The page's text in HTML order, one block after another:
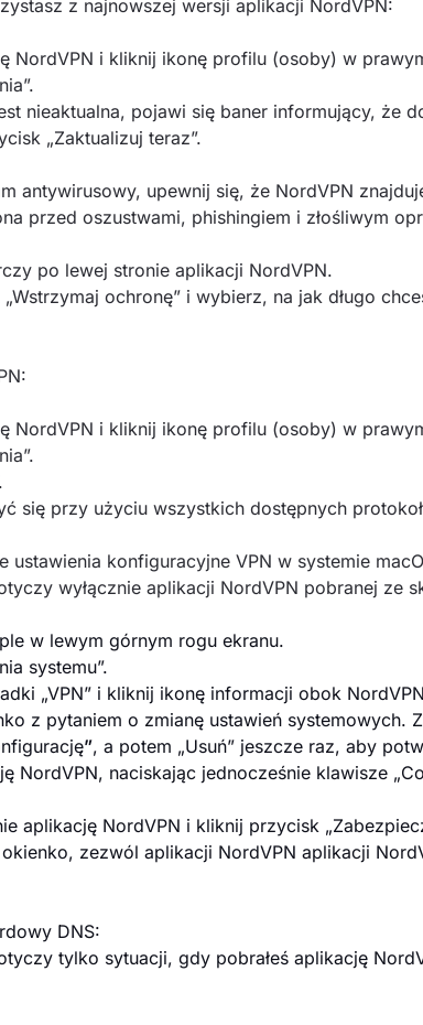
z najnowszej wersji aplikacji NordVPN:
NordVPN i kliknij ikonę profilu (osoby) w
nieaktualna, pojawi się baner informujący, że
„Zaktualizuj teraz”.
antywirusowy, upewnij się, że NordVPN
przed oszustwami, phishingiem i złośliwym
po lewej stronie aplikacji NordVPN.
ochronę” i wybierz, na jak długo
NordVPN i kliknij ikonę profilu (osoby) w
się przy użyciu wszystkich dostępnych
ustawienia konfiguracyjne VPN w systemie
wyłącznie aplikacji NordVPN pobranej ze
w lewym górnym rogu ekranu.
systemu”.
„VPN” i kliknij ikonę informacji obok
z pytaniem o zmianę ustawień systemowych.
”, a potem „Usuń” jeszcze raz, aby
NordVPN, naciskając jednocześnie klawisze
aplikację NordVPN i kliknij przycisk
zezwól aplikacji NordVPN aplikacji
DNS:
tylko sytuacji, gdy pobrałeś aplikację